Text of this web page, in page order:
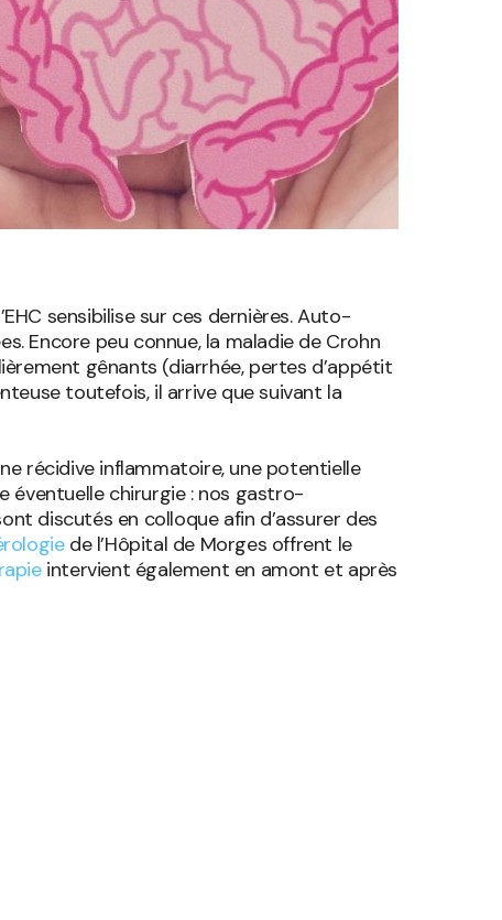
sensibilise sur ces dernières. Auto-
Encore peu connue, la maladie de Crohn
gênants (diarrhée, pertes d’appétit
toutefois, il arrive que suivant la
récidive inflammatoire, une potentielle
éventuelle chirurgie : nos gastro-
discutés en colloque afin d’assurer des
de l’Hôpital de Morges offrent le
intervient également en amont et après